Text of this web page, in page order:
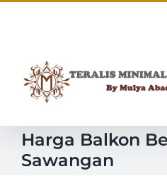
Harga Balkon
Sawangan